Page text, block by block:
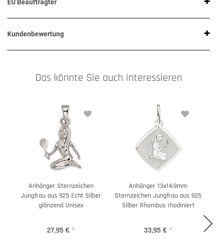
EU Beauftragter
Kundenbewertung
Das könnte Sie auch interessieren
Anhänger Sternzeichen
Jungfrau aus 925 Echt Silber
glänzend Unisex
27,95 € *
Anhänger 13x14,9mm
Sternzeichen Jungfrau aus 925
Silber Rhombus rhodiniert
33,95 € *